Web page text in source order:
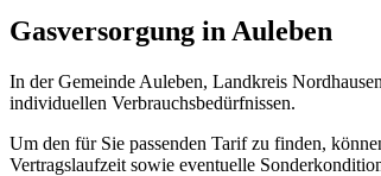
Gasversorgung in Auleben
In der Gemeinde Auleben, Landkreis
individuellen Verbrauchsbedürfnissen.
Um den für Sie passenden Tarif zu finden,
Vertragslaufzeit sowie eventuelle